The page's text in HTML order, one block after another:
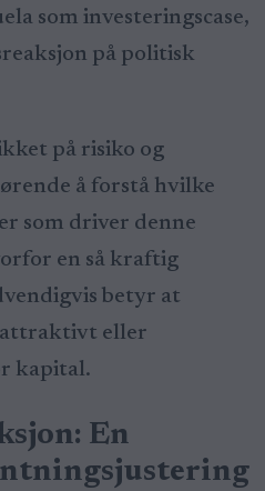
som investeringscase,
på politisk
på risiko og
å forstå hvilke
som driver denne
en så kraftig
betyr at
attraktivt eller
kapital.
En